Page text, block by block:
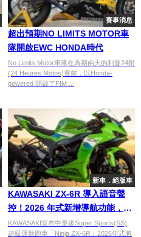
賽事消息
超出預期NO LIMITS MOTOR車
隊開啟EWC HONDA時代
No Limits Motor車隊在為期兩天的利曼24耐
(24 Heures Motos)賽前，以Honda-
powered 開啟了FIM ...
新車．絕版車
KAWASAKI ZX-6R 導入語音聲
控！2026 年式新增導航功能，科
技感再升級
KAWASAKI宣布中量級Super Sports(SS)
超級運動跑車「Ninja ZX-6R」2026年式將